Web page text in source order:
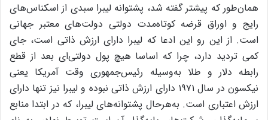
همان‌طور که پیشتر گفته شد، پشتوانه لیبرا سبدی از اسکناس‌های
رایج و اوراق قرضه کوتاه‌مدت دولتی دولت‌های معتبر جهانی
است. از این رو این ادعا که لیبرا دارای ارزش ذاتی است، جای
کمی تردید دارد، چرا که اساسا هیچ پول دولتی‌ای بعد از قطع
رابطه دلار و طلا به‌وسیله‌ رئیس‌جمهوری وقت آمریکا یعنی
نیکسون در سال ۱۹۷۱ دارای ارزش ذاتی نبوده و لیبرا نیز تنها دارای
ارزش اعتباری است. به‌هرحال پشتوانه‌های لیبرا، که در ابتدا منابع